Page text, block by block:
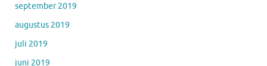
september 2019
augustus 2019
juli 2019
juni 2019